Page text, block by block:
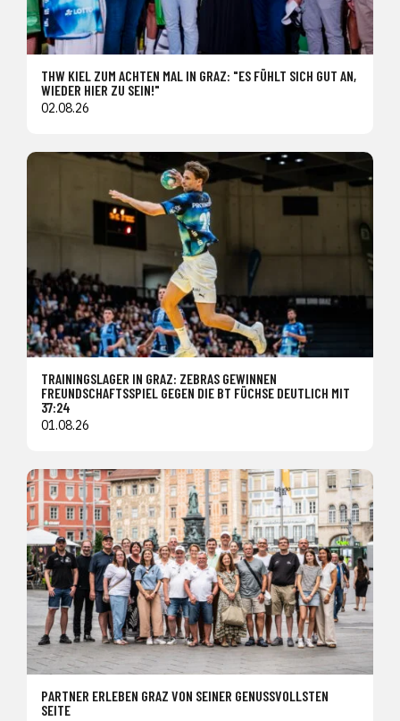
THW KIEL ZUM ACHTEN MAL IN GRAZ: "ES FÜHLT SICH GUT AN,
WIEDER HIER ZU SEIN!"
02.08.26
TRAININGSLAGER IN GRAZ: ZEBRAS GEWINNEN
FREUNDSCHAFTSSPIEL GEGEN DIE BT FÜCHSE DEUTLICH MIT
37:24
01.08.26
PARTNER ERLEBEN GRAZ VON SEINER GENUSSVOLLSTEN
SEITE